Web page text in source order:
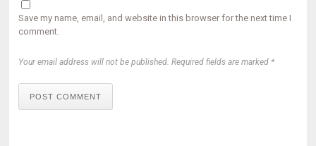
Save my name, email, and website in this browser for the next time I
comment.
Your email address will not be published. Required fields are marked *
POST COMMENT